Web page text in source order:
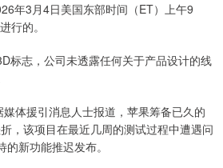
年3月4日美国东部时间（ET）上午9
行的。
志，公司未透露任何关于产品设计的线
体援引消息人士报道，苹果筹备已久的
，该项目在最近几周的测试过程中遭遇问
新功能推迟发布。